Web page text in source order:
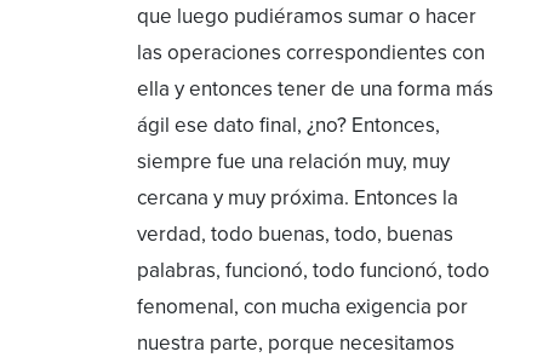
que luego pudiéramos sumar o hacer
las operaciones correspondientes con
ella y entonces tener de una forma más
ágil ese dato final, ¿no? Entonces,
siempre fue una relación muy, muy
cercana y muy próxima. Entonces la
verdad, todo buenas, todo, buenas
palabras, funcionó, todo funcionó, todo
fenomenal, con mucha exigencia por
nuestra parte, porque necesitamos